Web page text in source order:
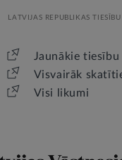
LATVIJAS REPUBLIKAS TIESĪBU
Jaunākie
Visvairāk
Visi likumi